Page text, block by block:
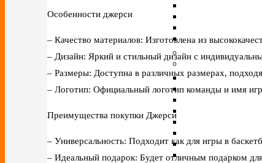
Особенности джерси
– Качество материалов: Изготовлена из
– Дизайн: Яркий и стильный дизайн с
– Размеры: Доступна в различных размерах,
– Логотип: Официальный логотип команды и имя
Преимущества покупки Джерси
– Универсальность: Подходит как для игры в
– Идеальный подарок: Будет отличным подарком